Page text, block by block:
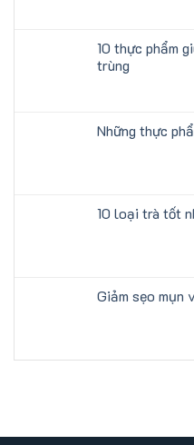
10 thực phẩm
trùng
Những thực
10 loại trà tốt
Giảm sẹo mụn